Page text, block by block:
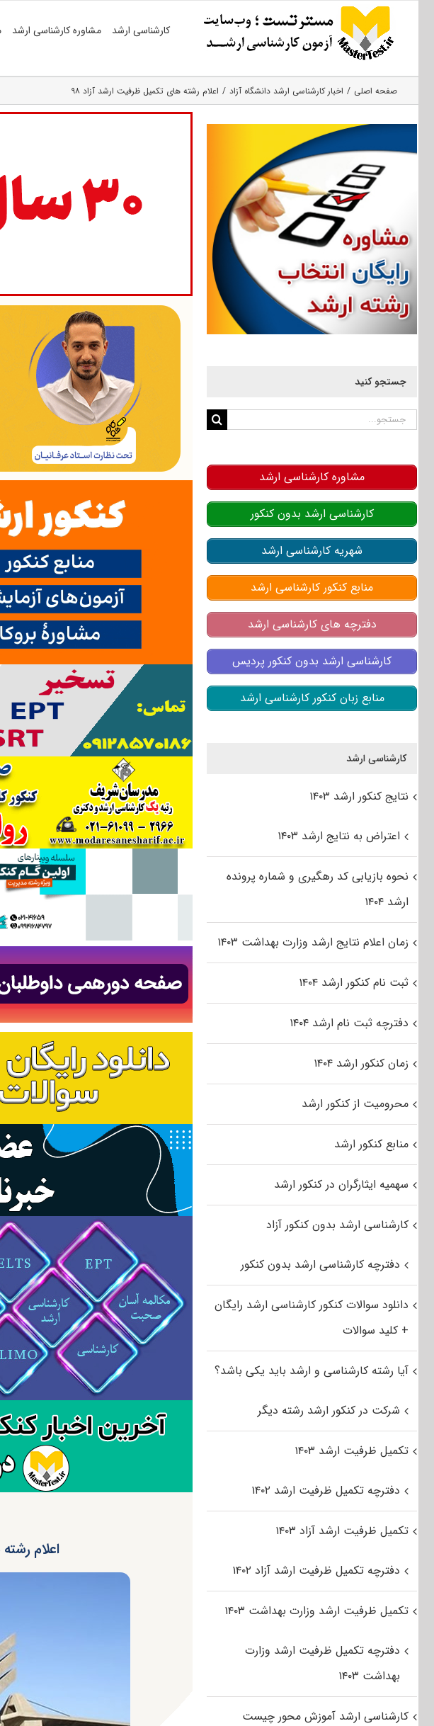
کارشناسی ارشد مشاوره کارشناسی ارشد
صفحه اصلی اخبار کارشناسی ارشد دانشگاه آزاد اعلام رشته های تکمیل ظرفیت ارشد آزاد ۹۸
اعلام
جستجو کنید
جستجو
مشاوره کارشناسی ارشد
کارشناسی ارشد بدون کنکور
شهریه کارشناسی ارشد
منابع کنکور کارشناسی ارشد
دفترچه های کارشناسی ارشد
کارشناسی ارشد بدون کنکور پردیس
منابع زبان کنکور کارشناسی ارشد
کارشناسی ارشد
نتایج کنکور ارشد ۱۴۰۳
اعتراض به نتایج ارشد ۱۴۰۳
نحوه بازیابی کد رهگیری و شماره پرونده
ارشد ۱۴۰۴
زمان اعلام نتایج ارشد وزارت بهداشت ۱۴۰۳
ثبت نام کنکور ارشد ۱۴۰۴
دفترچه ثبت نام ارشد ۱۴۰۴
زمان کنکور ارشد ۱۴۰۴
محرومیت از کنکور ارشد
منابع کنکور ارشد
سهمیه ایثارگران در کنکور ارشد
کارشناسی ارشد بدون کنکور آزاد
دفترچه کارشناسی ارشد بدون کنکور
دانلود سوالات کنکور کارشناسی ارشد رایگان
+ کلید سوالات
آیا رشته کارشناسی و ارشد باید یکی باشد؟
شرکت در کنکور ارشد رشته دیگر
تکمیل ظرفیت ارشد ۱۴۰۳
دفترچه تکمیل ظرفیت ارشد ۱۴۰۲
تکمیل ظرفیت ارشد آزاد ۱۴۰۳
دفترچه تکمیل ظرفیت ارشد آزاد ۱۴۰۲
تکمیل ظرفیت ارشد وزارت بهداشت ۱۴۰۳
دفترچه تکمیل ظرفیت ارشد وزارت
بهداشت ۱۴۰۳
کارشناسی ارشد آموزش محور چیست